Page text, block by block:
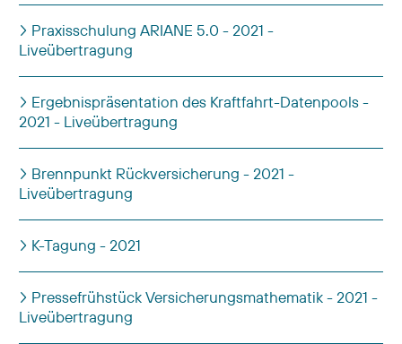
Praxisschulung ARIANE 5.0 - 2021 -
Liveübertragung
Ergebnispräsentation des Kraftfahrt-Datenpools -
2021 - Liveübertragung
Brennpunkt Rückversicherung - 2021 -
Liveübertragung
K-Tagung - 2021
Pressefrühstück Versicherungsmathematik - 2021 -
Liveübertragung